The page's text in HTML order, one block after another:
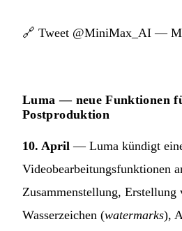
🔗 Tweet @MiniMax_AI —
Luma — neue Funktionen
Postproduktion
10. April — Luma kündigt
Videobearbeitungsfunktionen
Zusammenstellung, Erstellung
Wasserzeichen (watermarks),